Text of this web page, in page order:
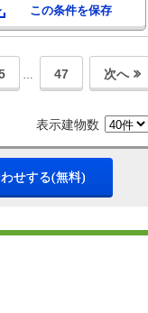
この条件を保存
… 47 次へ
表示建物数
せする(無料)